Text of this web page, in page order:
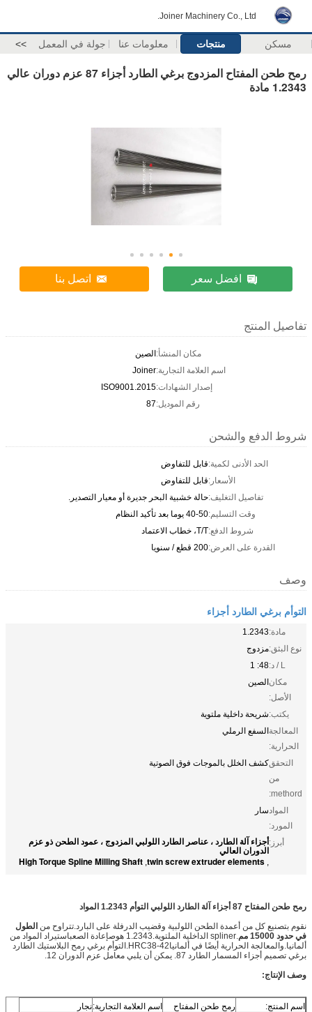
Joiner Machinery Co., Ltd.
مسكن منتجات معلومات عنا جولة في المعمل >>
رمح طحن المفتاح المزدوج برغي الطارد أجزاء 87 عزم دوران عالي
1.2343 مادة
افضل سعر اتصل بنا
تفاصيل المنتج
مكان المنشأ:الصين
اسم العلامة التجارية:Joiner
إصدار الشهادات:ISO9001.2015
رقم الموديل:87
شروط الدفع والشحن
الحد الأدنى لكمية:قابل للتفاوض
الأسعار:قابل للتفاوض
تفاصيل التغليف:حالة خشبية البحر جديرة أو معيار التصدير.
وقت التسليم:40-50 يوما بعد تأكيد النظام
شروط الدفع:T/T، خطاب الاعتماد
القدرة على العرض:200 قطع / سنويا
وصف
التوأم برغي الطارد أجزاء
مادة:1.2343
نوع البثق:مزدوج
L / د:
48: 1
مكان
الأصل:
الصين
يكتب:شريحة داخلية ملتوية
المعالجة
الحرارية:
السفع الرملي
التحقق
من
methord:
كشف الخلل بالموجات فوق الصوتية
المواد
المورد:
سار
أبرز:أجزاء آلة الطارد ، عناصر الطارد اللولبي المزدوج ، عمود الطحن ذو عزم
الدوران العالي
,
twin screw extruder elements
,
High Torque Spline Milling Shaft
رمح طحن المفتاح 87 أجزاء آلة الطارد اللولبي التوأم 1.2343 المواد
نقوم بتصنيع كل من أعمدة الطحن اللولبية وقضيب الدرفلة على البارد.تتراوح من الطول
في حدود 15000 مم
.spliner الداخلية الملتوية. 1.2343 هو صإعادة الصعباستيراد المواد من
ألمانيا.والمعالجة الحرارية أيضًا في ألمانياHRC38-42
.التوأم برغي رمح البلاستيك الطارد
برغي تصميم أجزاء المسمار الطارد 87. يمكن أن يلبي معامل عزم الدوران 12.
وصف الإنتاج:
اسم المنتج: رمح طحن المفتاح اسم العلامة التجارية:نجار